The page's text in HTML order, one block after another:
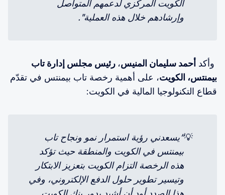
وإرشادهم خلال هذه العملية".
وأكد أحمد سليمان المنيس، رئيس مجلس إدارة تاب
بيمنتس، الكويت، على أهمية رخصة تاب بيمنتس في تقدّم
قطاع التكنولوجيا المالية في الكويت:
💡